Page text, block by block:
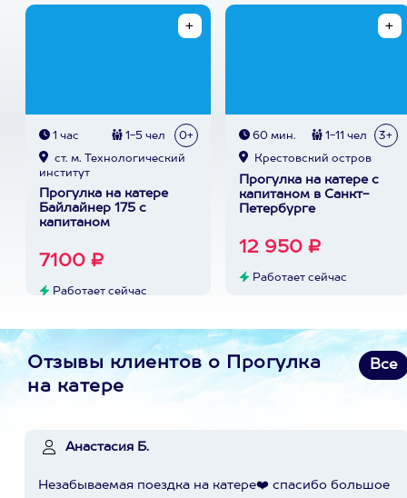
1 час 1-5 чел 0+
ст. м. Технологический
институт
Прогулка на катере
Байлайнер 175 с
капитаном
7100 ₽
Работает сейчас
60 мин. 1-11 чел 3+
Крестовский остров
Прогулка на катере с
капитаном в Санкт-
Петербурге
12 950 ₽
Работает сейчас
Отзывы клиентов о Прогулка
на катере
Все
Анастасия Б.
Незабываемая поездка на катере❤️ спасибо большое